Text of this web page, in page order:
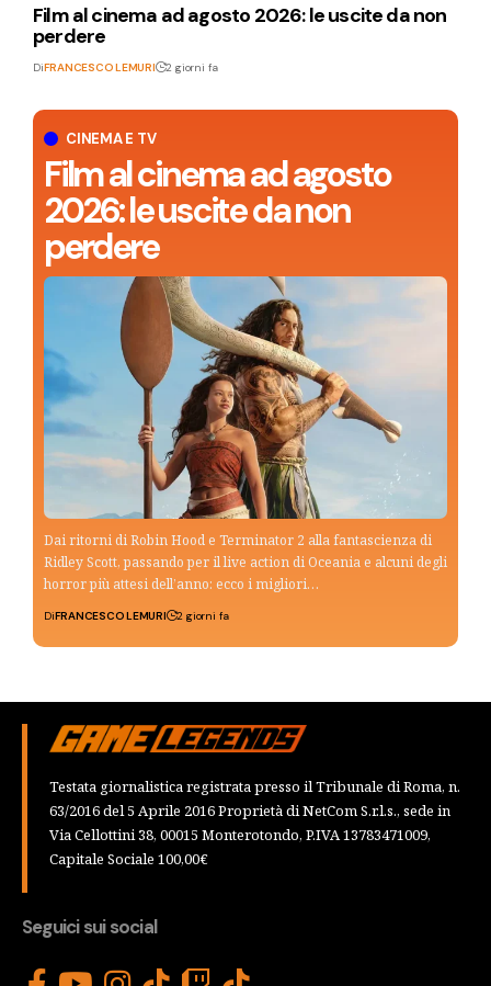
CINEMA E TV
Film al cinema ad agosto
2026: le uscite da non
perdere
Dai ritorni di Robin Hood e Terminator 2 alla fantascienza di
Ridley Scott, passando per il live action di Oceania e alcuni degli
horror più attesi dell’anno: ecco i migliori…
DiFRANCESCO LEMURI 2 giorni fa
Film al cinema ad agosto 2026: le uscite da non
perdere
DiFRANCESCO LEMURI 2 giorni fa
Testata giornalistica registrata presso il Tribunale di Roma, n.
63/2016 del 5 Aprile 2016 Proprietà di NetCom S.r.l.s., sede in
Via Cellottini 38, 00015 Monterotondo, P.IVA 13783471009,
Capitale Sociale 100,00€
Seguici sui social